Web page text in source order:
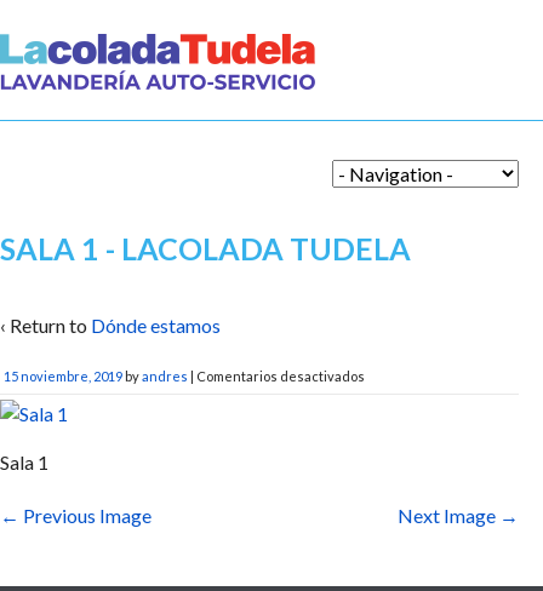
SALA 1 - LACOLADA TUDELA
‹ Return to Dónde estamos
15 noviembre, 2019 by andres | Comentarios desactivados
Sala 1
← Previous Image Next Image →